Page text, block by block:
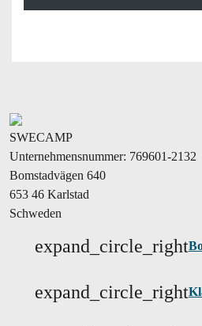
SWECAMP
Unternehmensnummer: 769601-2132
Bomstadvägen 640
653 46 Karlstad
Schweden
expand_circle_right
expand_circle_right